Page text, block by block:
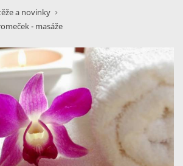
a novinky
- masáže